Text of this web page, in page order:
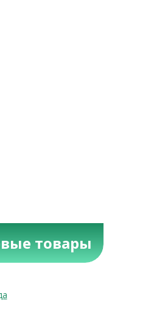
товары